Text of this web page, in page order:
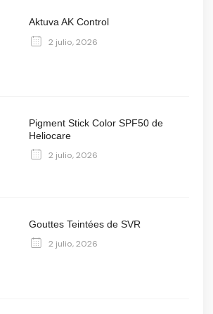
Aktuva AK Control
2 julio, 2026
Pigment Stick Color SPF50 de
Heliocare
2 julio, 2026
Gouttes Teintées de SVR
2 julio, 2026